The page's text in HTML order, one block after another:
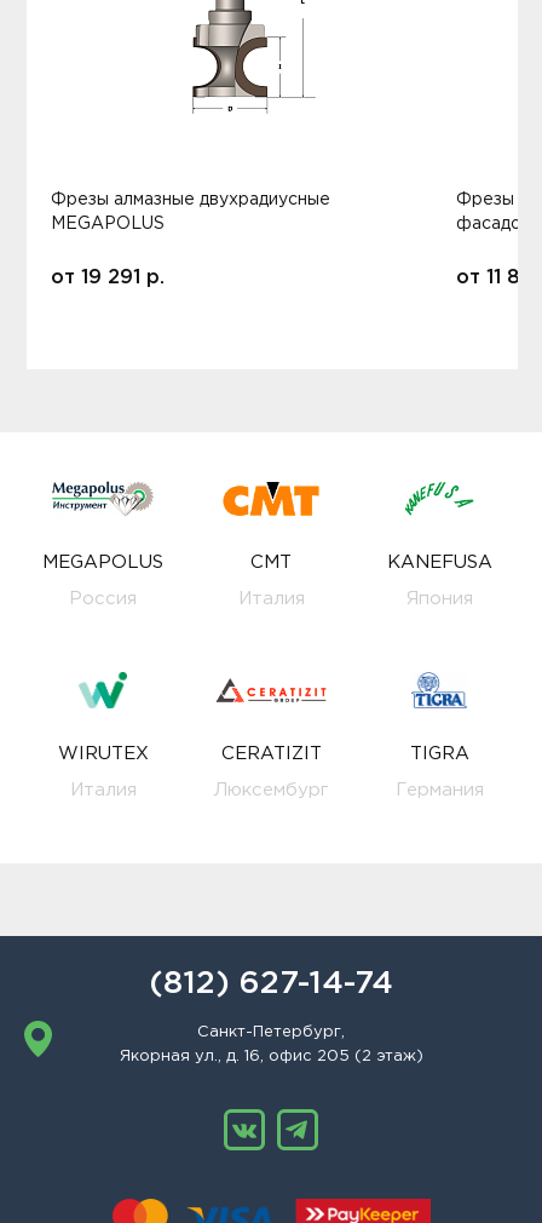
Фрезы алмазные двухрадиусные
MEGAPOLUS
от 19 291 р.
Фрезы
фасадов
от 11
MEGAPOLUS
Россия
CMT
Италия
KANEFUSA
Япония
WIRUTEX
Италия
CERATIZIT
Люксембург
TIGRA
Германия
(812) 627-14-74
Санкт-Петербург,
Якорная ул., д. 16, офис 205 (2 этаж)